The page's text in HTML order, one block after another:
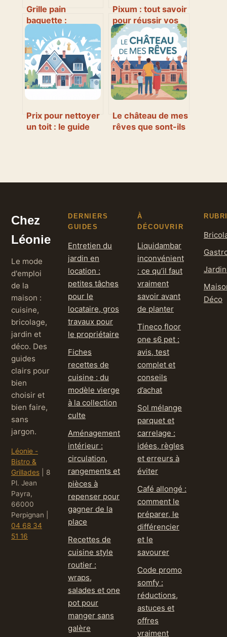
Grille pain
baguette :
comment bien
choisir et éviter
les déceptions
Pixum : tout savoir
pour réussir vos
tirages photo et
livres
Prix pour nettoyer
un toit : le guide
Le château de mes
rêves que sont-ils
Chez
Léonie
Le mode
d'emploi
de la
maison :
cuisine,
bricolage,
jardin et
déco. Des
guides
clairs pour
bien
choisir et
bien faire,
sans
jargon.
Léonie -
Bistro &
Grillades
8
Pl. Jean
Payra,
66000
Perpignan
04 68 34
51 16
DERNIERS
GUIDES
Entretien du
jardin en
location :
petites tâches
pour le
locataire, gros
travaux pour
le propriétaire
Fiches
recettes de
cuisine : du
modèle vierge
à la collection
culte
Aménagement
intérieur :
circulation,
rangements et
pièces à
repenser pour
gagner de la
place
Recettes de
cuisine style
routier :
wraps,
salades et one
pot pour
manger sans
galère
À
DÉCOUVRIR
Liquidambar
inconvénient
: ce qu’il faut
vraiment
savoir avant
de planter
Tineco floor
one s6 pet :
avis, test
complet et
conseils
d’achat
Sol mélange
parquet et
carrelage :
idées, règles
et erreurs à
éviter
Café allongé :
comment le
préparer, le
différencier
et le
savourer
Code promo
somfy :
réductions,
astuces et
offres
vraiment
Déco